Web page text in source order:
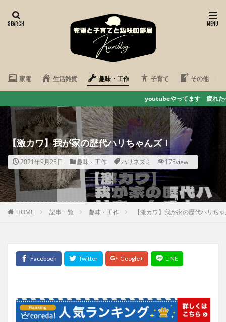
家電 生活雑貨 趣味・工作 子育て その他
youtubeやってます 疲れた心をハリちゃん動画で癒そ
【激カワ】我が家の歴代ハリちゃんズ！
2021年9月25日 趣味・工作 ハリネズミ 175view
HOME 記事一覧 趣味・工作 【激カワ】我が家の歴代ハリち